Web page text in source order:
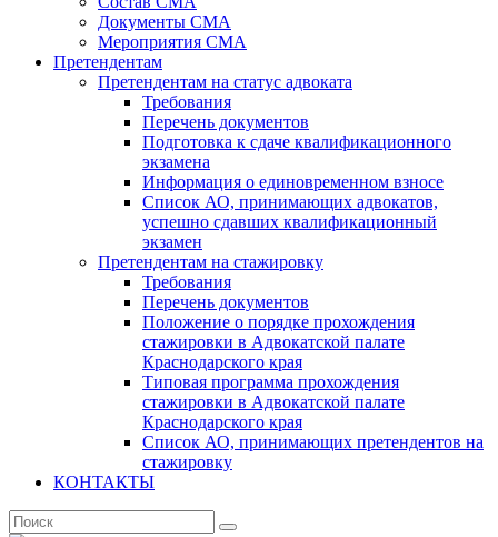
Документы СМА
Мероприятия СМА
Претендентам
Претендентам на статус адвоката
Требования
Перечень документов
Подготовка к сдаче квалификационного
экзамена
Информация о единовременном взносе
Список АО, принимающих адвокатов,
успешно сдавших квалификационный
экзамен
Претендентам на стажировку
Требования
Перечень документов
Положение о порядке прохождения
стажировки в Адвокатской палате
Краснодарского края
Типовая программа прохождения
стажировки в Адвокатской палате
Краснодарского края
Список АО, принимающих претендентов на
стажировку
КОНТАКТЫ